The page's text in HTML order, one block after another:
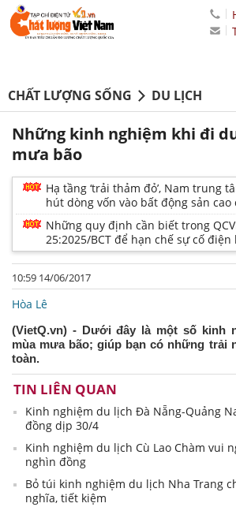
CHẤT LƯỢNG SỐNG DU LỊCH
Những kinh nghiệm khi đi
mưa bão
Hạ tầng ‘trải thảm đỏ’, Nam trung
hút dòng vốn vào bất động sản cao
Những quy định cần biết trong
25:2025/BCT để hạn chế sự cố
10:59 14/06/2017
Hòa Lê
(VietQ.vn) - Dưới đây là một số kinh
mùa mưa bão; giúp bạn có những trải
toàn.
TIN LIÊN QUAN
Kinh nghiệm du lịch Đà Nẵng-Quảng
đồng dịp 30/4
Kinh nghiệm du lịch Cù Lao Chàm vui
nghìn đồng
Bỏ túi kinh nghiệm du lịch Nha Trang
nghĩa, tiết kiệm